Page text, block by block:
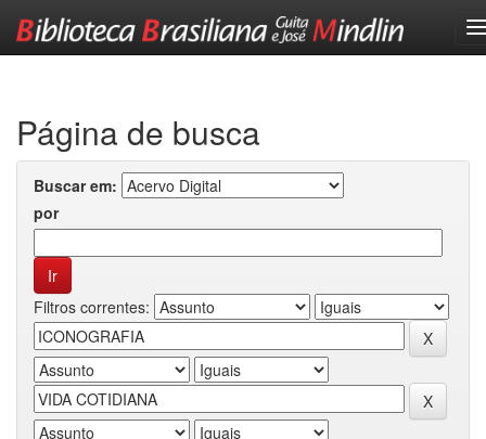
Página de busca
Buscar em:
por
Filtros correntes: